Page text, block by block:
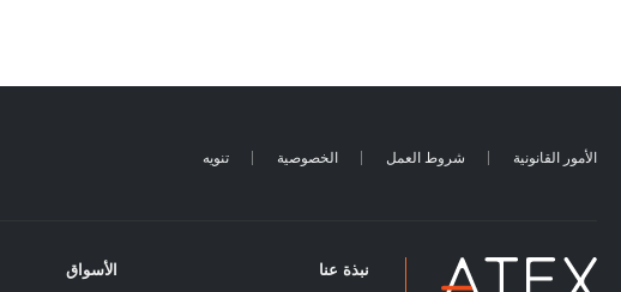
الأمور القانونية شروط العمل الخصوصية تنويه
نبذة عنا الأسواق